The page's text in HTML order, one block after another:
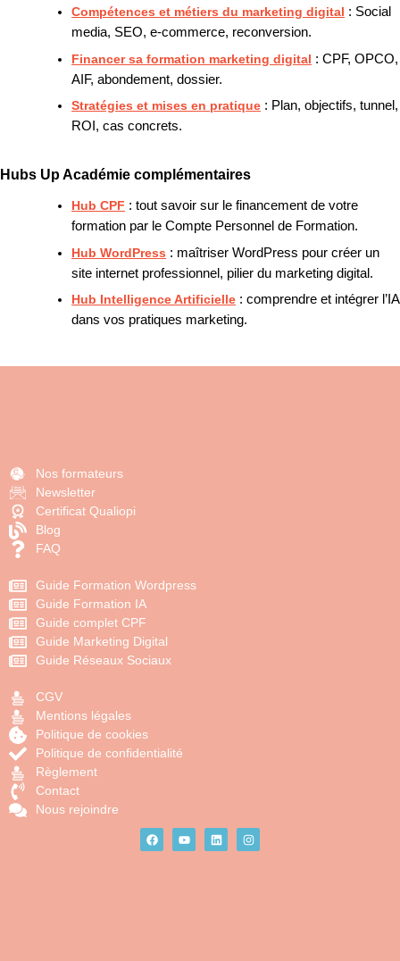
Compétences et métiers du marketing digital : Social
media, SEO, e-commerce, reconversion.
Financer sa formation marketing digital : CPF, OPCO,
AIF, abondement, dossier.
Stratégies et mises en pratique : Plan, objectifs, tunnel,
ROI, cas concrets.
Hubs Up Académie complémentaires
Hub CPF : tout savoir sur le financement de votre
formation par le Compte Personnel de Formation.
Hub WordPress : maîtriser WordPress pour créer un
site internet professionnel, pilier du marketing digital.
Hub Intelligence Artificielle : comprendre et intégrer l’IA
dans vos pratiques marketing.
Nos formateurs
Newsletter
Certificat Qualiopi
Blog
FAQ
Guide Formation Wordpress
Guide Formation IA
Guide complet CPF
Guide Marketing Digital
Guide Réseaux Sociaux
CGV
Mentions légales
Politique de cookies
Politique de confidentialité
Règlement
Contact
Nous rejoindre